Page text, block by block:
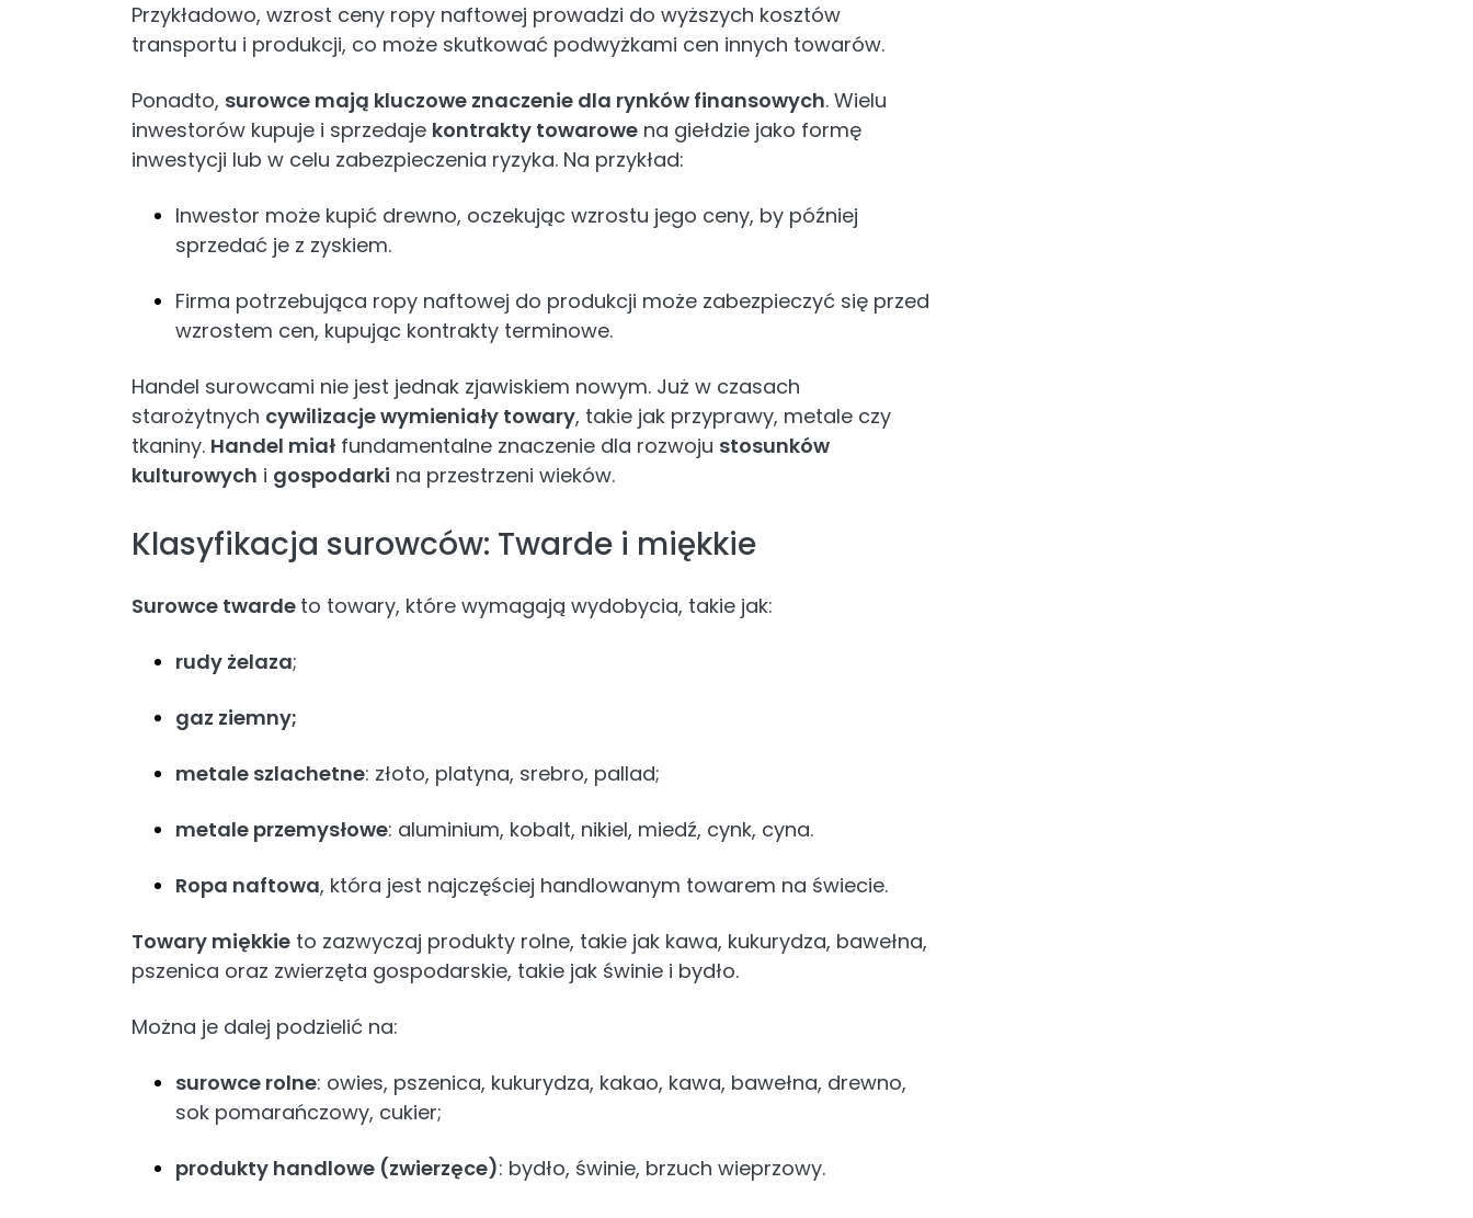
Przykładowo, wzrost ceny ropy naftowej prowadzi do wyższych kosztów
transportu i produkcji, co może skutkować podwyżkami cen innych towarów.
Ponadto, surowce mają kluczowe znaczenie dla rynków finansowych. Wielu
inwestorów kupuje i sprzedaje kontrakty towarowe na giełdzie jako formę
inwestycji lub w celu zabezpieczenia ryzyka. Na przykład:
Inwestor może kupić drewno, oczekując wzrostu jego ceny, by później
sprzedać je z zyskiem.
Firma potrzebująca ropy naftowej do produkcji może zabezpieczyć się przed
wzrostem cen, kupując kontrakty terminowe.
Handel surowcami nie jest jednak zjawiskiem nowym. Już w czasach
starożytnych cywilizacje wymieniały towary, takie jak przyprawy, metale czy
tkaniny. Handel miał fundamentalne znaczenie dla rozwoju stosunków
kulturowych i gospodarki na przestrzeni wieków.
Klasyfikacja surowców: Twarde i miękkie
Surowce twarde to towary, które wymagają wydobycia, takie jak:
rudy żelaza;
gaz ziemny;
metale szlachetne: złoto, platyna, srebro, pallad;
metale przemysłowe: aluminium, kobalt, nikiel, miedź, cynk, cyna.
Ropa naftowa, która jest najczęściej handlowanym towarem na świecie.
Towary miękkie to zazwyczaj produkty rolne, takie jak kawa, kukurydza, bawełna,
pszenica oraz zwierzęta gospodarskie, takie jak świnie i bydło.
Można je dalej podzielić na:
surowce rolne: owies, pszenica, kukurydza, kakao, kawa, bawełna, drewno,
sok pomarańczowy, cukier;
produkty handlowe (zwierzęce): bydło, świnie, brzuch wieprzowy.